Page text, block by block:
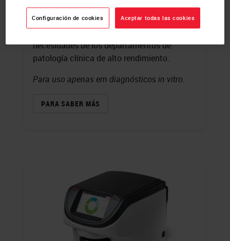
calidad de imagen de diagnóstico
y escaneado rápido, el escáner Aperio GT
450 DX está optimizado para las
necesidades de los departamentos de
patología clínica de alto rendimiento.
Para uso apenas em diagnósticos in vitro.
PARA SABER MÁS
Configuración de cookies Aceptar todas las cookies